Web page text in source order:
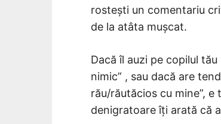
rostești un comentariu
de la atâta mușcat.
Dacă îl auzi pe copilul tău
nimic” , sau dacă are
rău/răutăcios cu mine”,
denigratoare îți arată că